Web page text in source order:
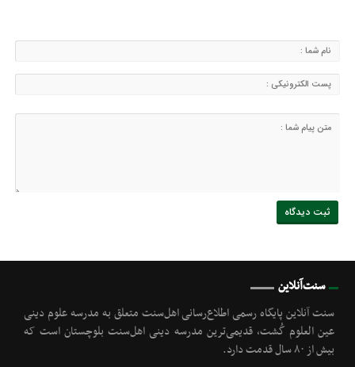
سنت‌آنلاین
سنت آنلاین پایگاه رسمی اطلاع‌رسانی اهل‌سنت متعلق به مدرسه علوم دینی
عین العلوم گُشت, قدیمی‌ترین مدرسه دینی اهل‌سنت بلوچستان است که
بیش از ۸۰ سال قدمت دارد.